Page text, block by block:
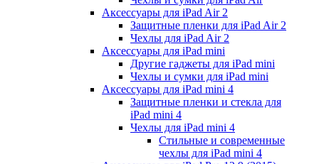
Аксессуары для iPad Air 2
Защитные пленки для iPad Air 2
Чехлы для iPad Air 2
Аксессуары для iPad mini
Другие гаджеты для iPad mini
Чехлы и сумки для iPad mini
Аксессуары для iPad mini 4
Защитные пленки и стекла для
iPad mini 4
Чехлы для iPad mini 4
Стильные и современные
чехлы для iPad mini 4